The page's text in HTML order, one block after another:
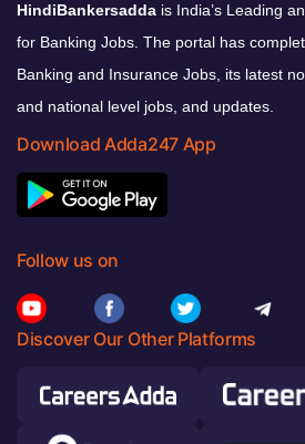
HindiBankersadda is India’s Leading
for Banking Jobs. The portal has
Banking and Insurance Jobs, its latest
and national level jobs, and updates.
Download Adda247 App
Follow us on
Discover Our Other Platforms